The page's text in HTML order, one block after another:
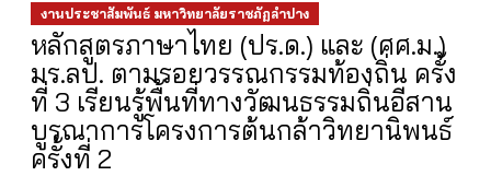
งานประชาสัมพันธ์ มหาวิทยาลัยราชภัฏลำปาง
หลักสูตรภาษาไทย (ปร.ด.) และ (ศศ.ม.)
มร.ลป. ตามรอยวรรณกรรมท้องถิ่น ครั้ง
ที่ 3 เรียนรู้พื้นที่ทางวัฒนธรรมถิ่นอีสาน
บูรณาการโครงการต้นกล้าวิทยานิพนธ์
ครั้งที่ 2